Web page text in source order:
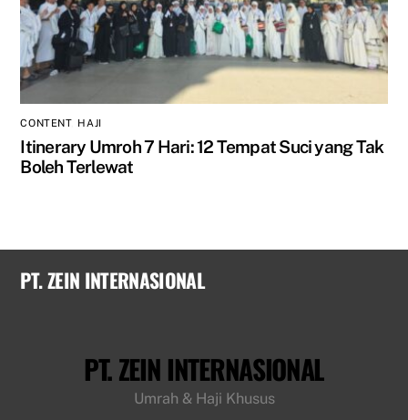
CONTENT, HAJI
Itinerary Umroh 7 Hari: 12 Tempat Suci yang Tak
Boleh Terlewat
PT. ZEIN INTERNASIONAL
PT. ZEIN INTERNASIONAL
Umrah & Haji Khusus